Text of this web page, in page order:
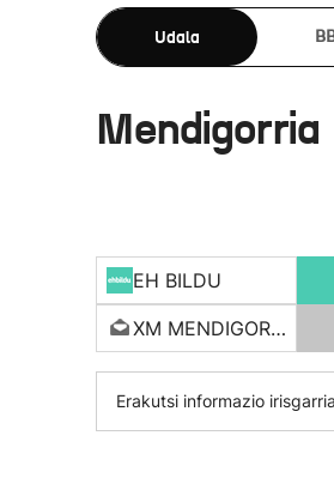
Udala
Mendigorria
EH BILDU
XM MENDIGORRIA
Erakutsi informazio irisgarria